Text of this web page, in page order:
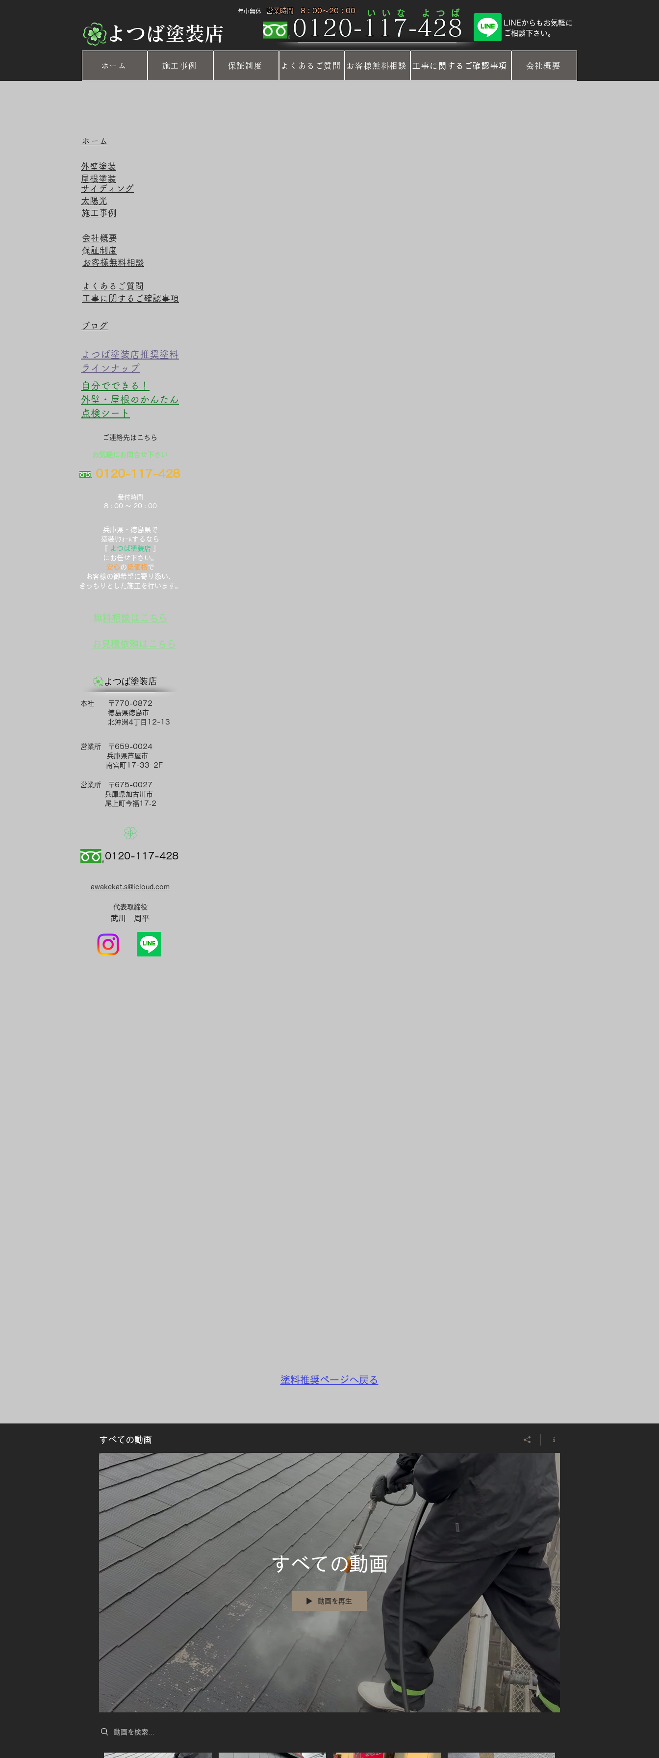
​よつば塗装店
ホーム 施工事例 保証制度 よくあるご質問 お客様無料相談 工事に関するご確認事項 会社概要
​い い な ​よ つ ば
0120-117-428​
​LINEからもお気軽に
ご相談下さい。
​ 営業時間 8：00～20：00
​年中無休
​ホーム
​外壁塗装
​屋根塗装
​サイディング
​太陽光
​施工事例
​会社概要
​保証制度
​お客様無料相談
​よくあるご質問
​工事に関するご確認事項
​ブログ
​よつば塗装店推奨塗料
ラインナップ
自分でできる！
​外壁・屋根のかんたん
点検シート
​ご連絡先はこちら
​お気軽にお問合せ下さい
0120-117-428
受付時間
8 : 00 ～ 20 : 00
兵庫県・徳島県で
塗装ﾘﾌｫｰﾑするなら
よつば塗装店
にお任せ下さい。
安心の低価格で
お客様の御希望に寄り添い、
きっちりとした施工を行います。
​無料相談はこちら
​お見積依頼はこちら
​よつば塗装店
本社 〒770-0872
徳島県徳島市
北沖洲4丁目12-13​
営業所 〒659-0024
兵庫県芦屋市
南宮町17-33 2F
営業所 〒675-0027
兵庫県加古川市
尾上町今福17‐2
0120-117-428​
awakekat.s@icloud.com
​代表取締役
​武川 周平
​塗料推奨ページへ戻る
すべての動画
すべての動画
動画を再生
Search videos